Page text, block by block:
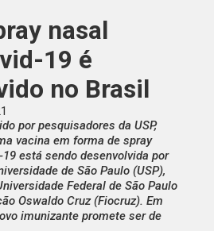
nasal
19 é
no Brasil
por pesquisadores da USP,
vacina em forma de spray
está sendo desenvolvida por
de São Paulo (USP),
Federal de São Paulo
Oswaldo Cruz (Fiocruz). Em
imunizante promete ser de